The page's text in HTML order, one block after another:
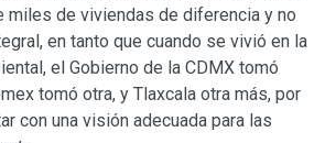
miles de viviendas de diferencia y no
en tanto que cuando se vivió en la
el Gobierno de la CDMX tomó
tomó otra, y Tlaxcala otra más, por
con una visión adecuada para las